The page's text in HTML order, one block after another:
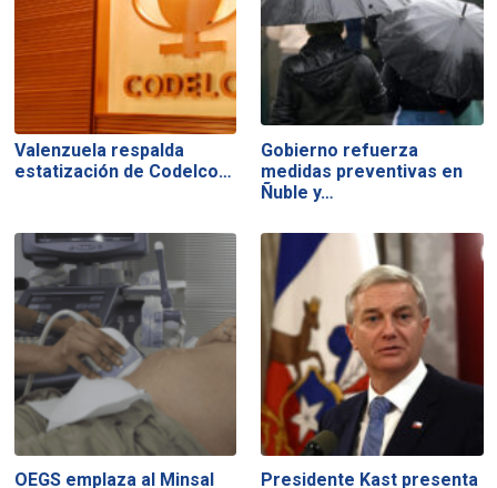
Valenzuela respalda
estatización de Codelco…
Gobierno refuerza
medidas preventivas en
Ñuble y…
OEGS emplaza al Minsal
Presidente Kast presenta